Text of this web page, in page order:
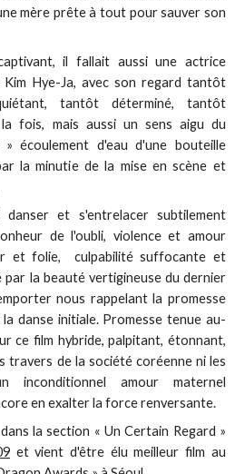
mère prête à tout pour sauver son
il fallait aussi une actrice
Kim Hye-Ja, avec son regard tantôt
tantôt déterminé, tantôt
fois, mais aussi un sens aigu du
écoulement d'eau d'une bouteille
la minutie de la mise en scène et
et s'entrelacer subtilement
de l'oubli, violence et amour
et folie, culpabilité suffocante et
par la beauté vertigineuse du dernier
nous rappelant la promesse
danse initiale. Promesse tenue au-
ce film hybride, palpitant, étonnant,
travers de la société coréenne ni les
amour maternel
en exalter la force renversante.
la section « Un Certain Regard »
et vient d'être élu meilleur film au